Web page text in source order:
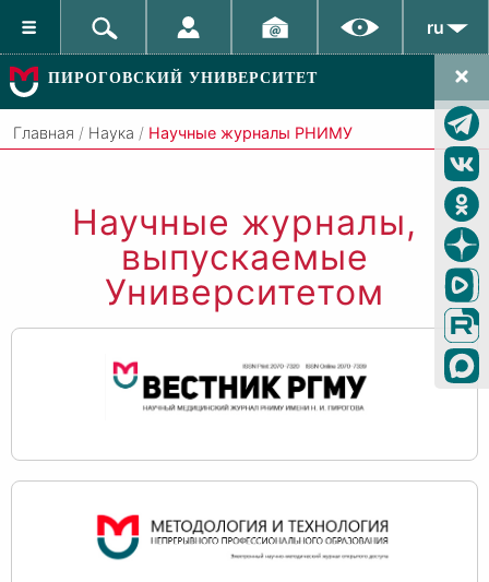
ru
ПИРОГОВСКИЙ УНИВЕРСИТЕТ
Главная / Наука / Научные журналы РНИМУ
Научные журналы,
выпускаемые
Университетом